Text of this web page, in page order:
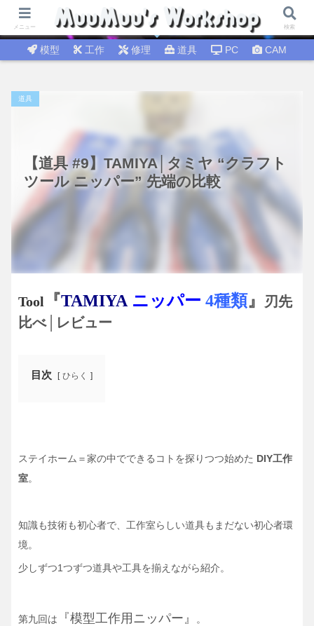
試行錯誤│DIY工作 🛠 DIY修理│温故知新
模型 工作 修理 道具 PC CAM
【道具 #9】TAMIYA│タミヤ “クラフト
ツール ニッパー” 先端の比較
道具
Tool 『TAMIYA ニッパー 4種類』
刃先
比べ│レビュー
目次 ひらく
ステイホーム＝家の中でできるコトを探りつつ始めた DIY工作
室。
知識も技術も初心者で、工作室らしい道具もまだない初心者環
境。
少しずつ1つずつ道具や工具を揃えながら紹介。
第九回は 『模型工作用ニッパー』 。
メニュー 検索